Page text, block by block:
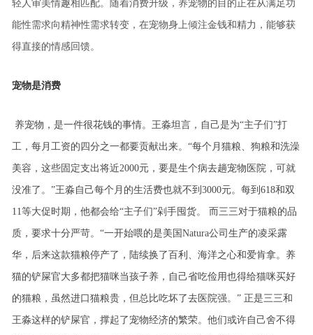
轻人审美情趣相匹配。随着消费升级，养宠物的目的正在从满足功
能性需求向精神性需求转变，在宠物身上倾注金钱和精力，能够获
得直接的情感回馈。
宠物是消费
养宠物，是一件很花钱的事情。王淼坦言，自己是为“主子们”打
工，每月工资的四分之一都要贡献出来。“每个月猫粮、狗粮和洗澡
美容，这些固定支出将近2000元，要是生个病去趟宠物医院，可就
没准了。”王淼自己每个月的生活费也就不到3000元。每到618和双
11等大促时期，他都会给“主子们”剁手囤货。 而三三对于猫粮的品
质，要求十分严苛。“一开始喂的是美国Natura公司生产的凌采露
华，后来这款猫粮停产了，陆续换了百利、海洋之心和爱肯拿。养
猫的铲屎官大多都把猫咪当孩子养，自己省吃俭用也得给猫咪买好
的猫粮，虽然进口猫粮贵，但总比吃坏了去医院强。” 正是三三和
王淼这样的铲屎官，撑起了宠物经济的繁荣。他们或许自己舍不得